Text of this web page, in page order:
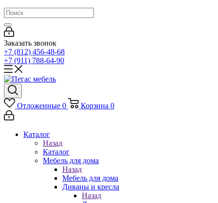
Заказать звонок
+7 (812) 456-48-68
+7 (911) 788-64-90
Отложенные 0 Корзина 0
Каталог
Назад
Каталог
Мебель для дома
Назад
Мебель для дома
Диваны и кресла
Назад